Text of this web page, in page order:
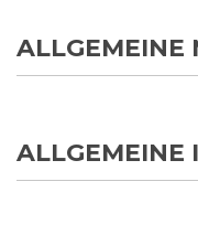
ALLGEMEINE
ALLGEMEINE